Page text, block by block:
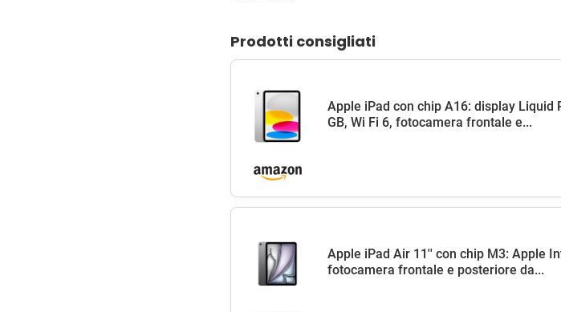
Prodotti consigliati
Apple iPad con chip A16: display Liquid
GB, Wi Fi 6, fotocamera frontale e...
Apple iPad Air 11'' con chip M3: Apple
fotocamera frontale e posteriore da...